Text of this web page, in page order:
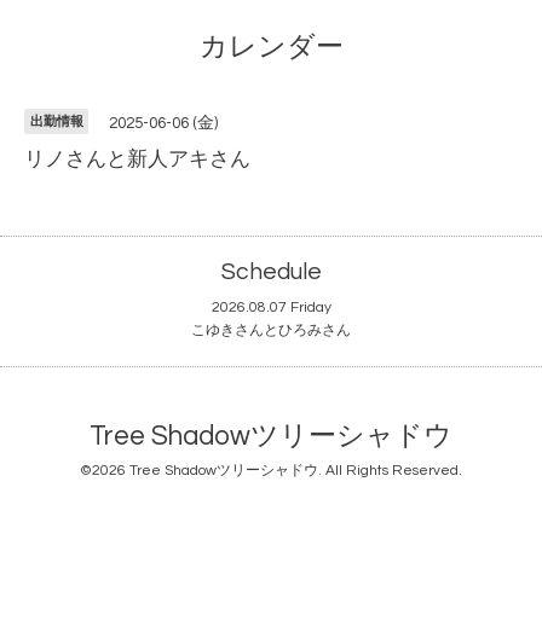
カレンダー
出勤情報 2025-06-06 (金)
リノさんと新人アキさん
Schedule
2026.08.07 Friday
こゆきさんとひろみさん
Tree Shadowツリーシャドウ
©2026 Tree Shadowツリーシャドウ. All Rights Reserved.